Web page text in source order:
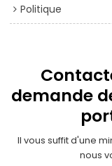
Politique
demande
Il vous suffit d'une
nous